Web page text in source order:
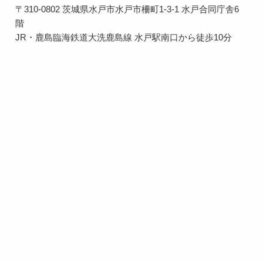
〒310-0802 茨城県水戸市水戸市柵町1-3-1 水戸合同庁舎6
階
JR・鹿島臨海鉄道大洗鹿島線 水戸駅南口から徒歩10分